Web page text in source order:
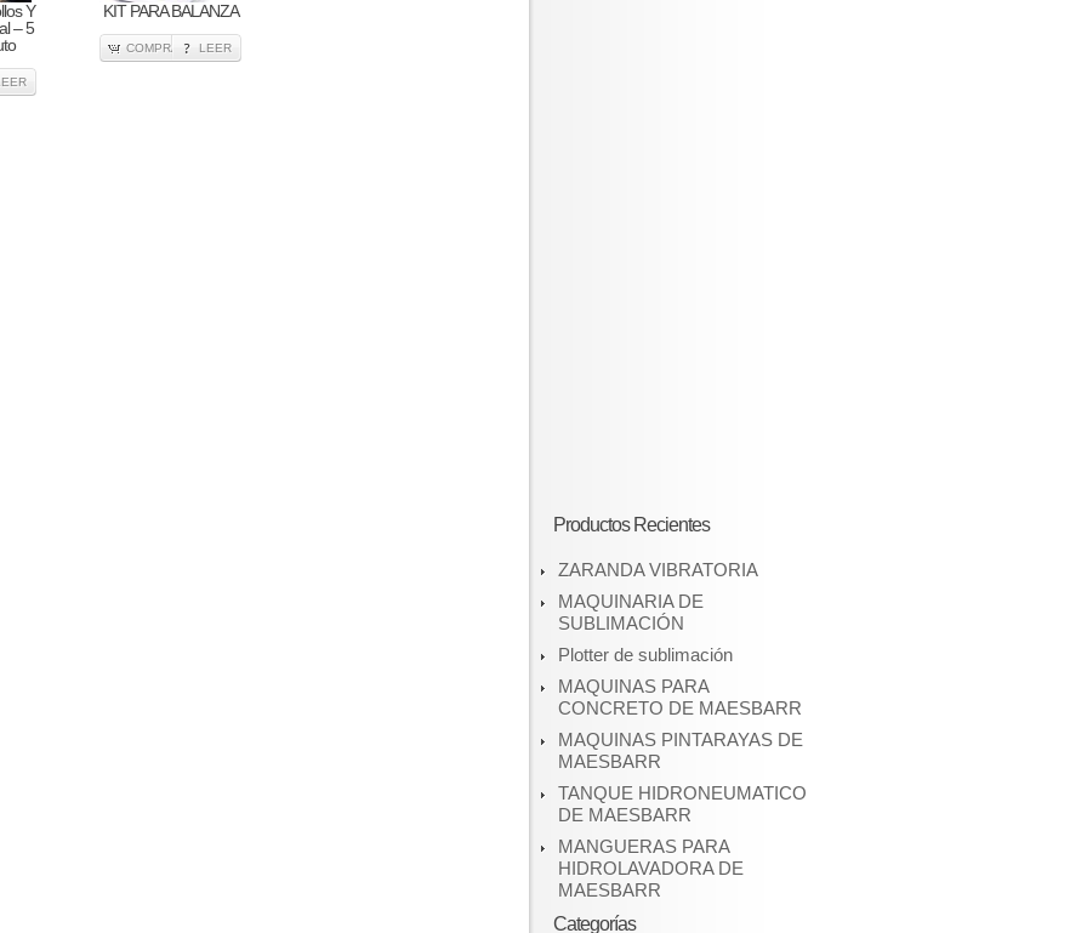
Y
– 5
KIT PARA BALANZA
COMPRA LEER
Productos Recientes
ZARANDA VIBRATORIA
MAQUINARIA DE
SUBLIMACIÓN
Plotter de sublimación
MAQUINAS PARA
CONCRETO DE MAESBARR
MAQUINAS PINTARAYAS DE
MAESBARR
TANQUE HIDRONEUMATICO
DE MAESBARR
MANGUERAS PARA
HIDROLAVADORA DE
MAESBARR
Categorías